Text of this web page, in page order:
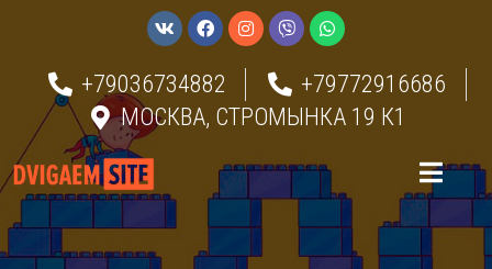
+79036734882
+79772916686
МОСКВА, СТРОМЫНКА 19 К1